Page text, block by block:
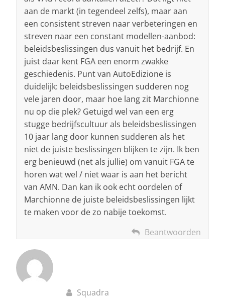
aan de markt (in tegendeel zelfs), maar aan
een consistent streven naar verbeteringen en
streven naar een constant modellen-aanbod:
beleidsbeslissingen dus vanuit het bedrijf. En
juist daar kent FGA een enorm zwakke
geschiedenis. Punt van AutoEdizione is
duidelijk: beleidsbeslissingen sudderen nog
vele jaren door, maar hoe lang zit Marchionne
nu op die plek? Getuigd wel van een erg
stugge bedrijfscultuur als beleidsbeslissingen
10 jaar lang door kunnen sudderen als het
niet de juiste beslissingen blijken te zijn. Ik ben
erg benieuwd (net als jullie) om vanuit FGA te
horen wat wel / niet waar is aan het bericht
van AMN. Dan kan ik ook echt oordelen of
Marchionne de juiste beleidsbeslissingen lijkt
te maken voor de zo nabije toekomst.
Beantwoorden
Squadra